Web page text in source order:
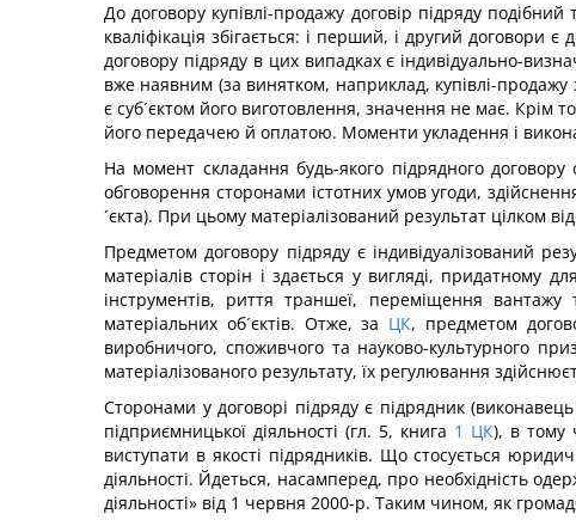
До договору купівлі-продажу договір підряду
кваліфікація збігається: і перший, і другий
договору підряду в цих випадках є індивідуально-
вже наявним (за винятком, наприклад, купівлі-
є суб´єктом його виготовлення, значення не має. Крім
його передачею й оплатою. Моменти укладення і
На момент складання будь-якого підрядного
обговорення сторонами істотних умов угоди,
´єкта). При цьому матеріалізований результат цілком
Предметом договору підряду є індивідуалізований
матеріалів сторін і здається у вигляді, придатному
інструментів, риття траншеї, переміщення
матеріальних об´єктів. Отже, за ЦК, предметом
виробничого, споживчого та науково-культурного
матеріалізованого результату, їх регулювання
Сторонами у договорі підряду є підрядник
підприємницької діяльності (гл. 5, книга 1 ЦК), в тому
виступати в якості підрядників. Що стосується
діяльності. Йдеться, насамперед, про необхідність
діяльності» від 1 червня 2000-р. Таким чином, як